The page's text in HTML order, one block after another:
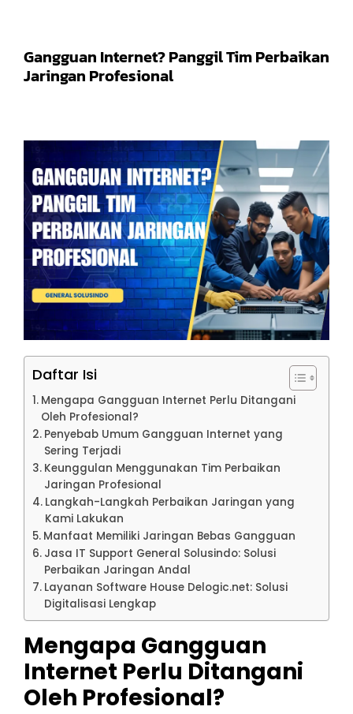
Gangguan Internet? Panggil Tim Perbaikan
Jaringan Profesional
Daftar Isi
Mengapa Gangguan Internet Perlu Ditangani
Oleh Profesional?
Penyebab Umum Gangguan Internet yang
Sering Terjadi
Keunggulan Menggunakan Tim Perbaikan
Jaringan Profesional
Langkah-Langkah Perbaikan Jaringan yang
Kami Lakukan
Manfaat Memiliki Jaringan Bebas Gangguan
Jasa IT Support General Solusindo: Solusi
Perbaikan Jaringan Andal
Layanan Software House Delogic.net: Solusi
Digitalisasi Lengkap
Mengapa Gangguan
Internet Perlu Ditangani
Oleh Profesional?